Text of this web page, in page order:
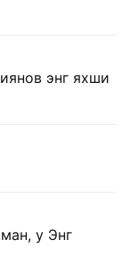
энг яхши
у Энг